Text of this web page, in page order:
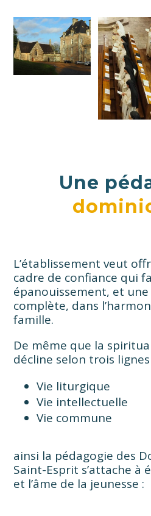
Une
L’établissement veut
cadre de confiance qui
épanouissement, et
complète, dans
famille.
De même que la
décline selon trois
Vie liturgique
Vie intellectuelle
Vie commune
ainsi la pédagogie des
Saint-Esprit s’attache à
et l’âme de la jeunesse :